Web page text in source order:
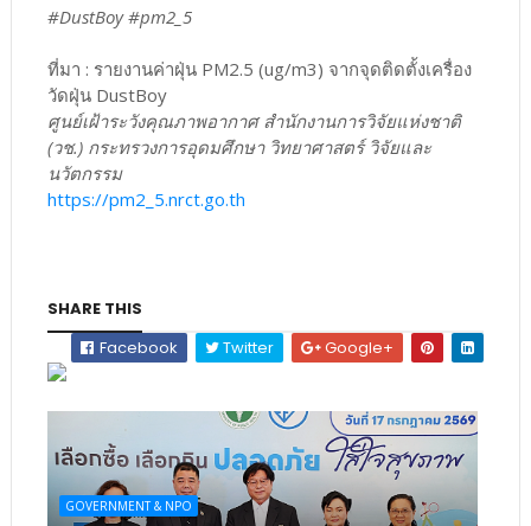
#DustBoy #pm2_5
ที่มา : รายงานค่าฝุ่น PM2.5 (ug/m3) จากจุดติดตั้งเครื่อง
วัดฝุ่น DustBoy
ศูนย์เฝ้าระวังคุณภาพอากาศ สำนักงานการวิจัยแห่งชาติ
(วช.) กระทรวงการอุดมศึกษา วิทยาศาสตร์ วิจัยและ
นวัตกรรม
https://pm2_5.nrct.go.th
SHARE THIS
Facebook
Twitter Google+
GOVERNMENT & NPO